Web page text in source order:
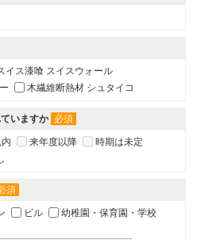
イス漆喰 スイスウォール
木繊維断熱材 シュタイコ
いますか 必須
来年度以降
時期は未定
須
ビル
幼稚園・保育園・学校